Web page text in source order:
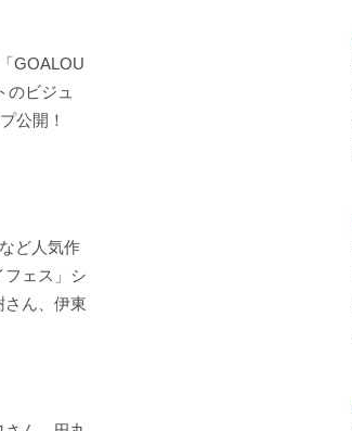
GOALOU
のビジュ
公開！
ど人気作
フェス」シ
さん、伊東